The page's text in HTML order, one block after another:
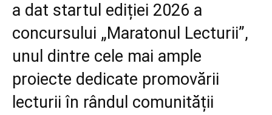
a dat startul ediției 2026 a
concursului „Maratonul Lecturii”,
unul dintre cele mai ample
proiecte dedicate promovării
lecturii în rândul comunității